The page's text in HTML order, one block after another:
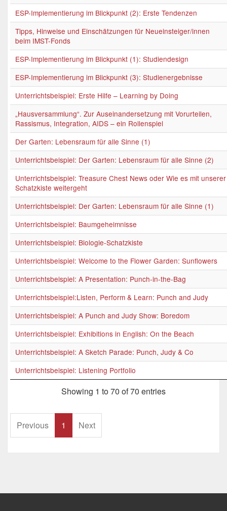
ESP-Implementierung im Blickpunkt (2): Erste Tendenzen
Tipps, Hinweise und Einschätzungen für Neueinsteiger/innen
beim IMST-Fonds
ESP-Implementierung im Blickpunkt (1): Studiendesign
ESP-Implementierung im Blickpunkt (3): Studienergebnisse
Unterrichtsbeispiel: Erste Hilfe – Learning by Doing
„Hausversammlung“. Zur Auseinandersetzung mit Vorurteilen,
Rassismus, Integration, AIDS – ein Rollenspiel
Der Garten: Lebensraum für alle Sinne (1)
Unterrichtsbeispiel: Der Garten: Lebensraum für alle Sinne (2)
Unterrichtsbeispiel: Treasure Chest News oder Wie es mit unserer
Schatzkiste weitergeht
Unterrichtsbeispiel: Der Garten: Lebensraum für alle Sinne (1)
Unterrichtsbeispiel: Baumgeheimnisse
Unterrichtsbeispiel: Biologie-Schatzkiste
Unterrichtsbeispiel: Welcome to the Flower Garden: Sunflowers
Unterrichtsbeispiel: A Presentation: Punch-in-the-Bag
Unterrichtsbeispiel:Listen, Perform & Learn: Punch and Judy
Unterrichtsbeispiel: A Punch and Judy Show: Boredom
Unterrichtsbeispiel: Exhibitions in English: On the Beach
Unterrichtsbeispiel: A Sketch Parade: Punch, Judy & Co
Unterrichtsbeispiel: Listening Portfolio
Showing 1 to 70 of 70 entries
Previous 1 Next